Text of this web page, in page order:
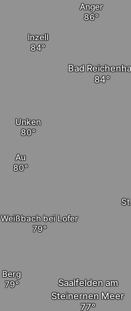
Anger
Inzell
Au
Weißbach bei Lofer
Unken
Bad
Saalfelden am
Steinernen Meer
Berg